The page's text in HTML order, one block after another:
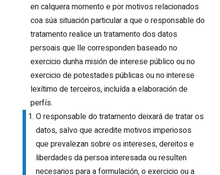
en calquera momento e por motivos relacionados
coa súa situación particular a que o responsable do
tratamento realice un tratamento dos datos
persoais que lle corresponden baseado no
exercicio dunha misión de interese público ou no
exercicio de potestades públicas ou no interese
lexítimo de terceiros, incluída a elaboración de
perfís.
O responsable do tratamento deixará de tratar os
datos, salvo que acredite motivos imperiosos
que prevalezan sobre os intereses, dereitos e
liberdades da persoa interesada ou resulten
necesarios para a formulación, o exercicio ou a